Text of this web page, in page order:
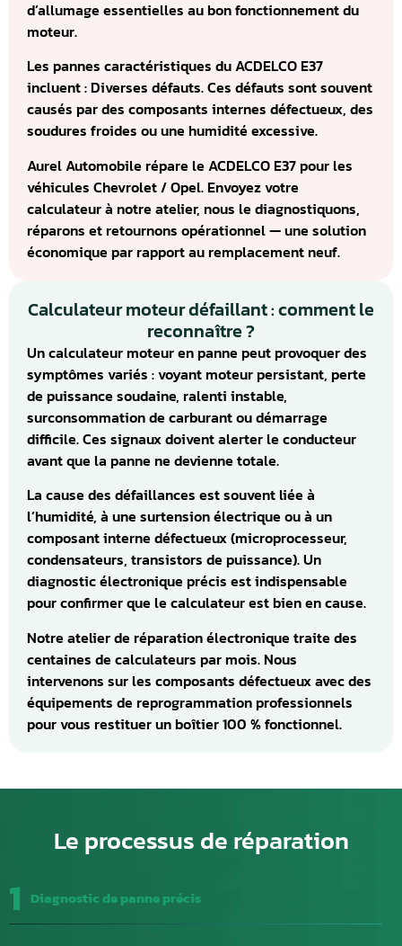
d’allumage essentielles au bon fonctionnement du
moteur.
Les pannes caractéristiques du ACDELCO E37
incluent : Diverses défauts. Ces défauts sont souvent
causés par des composants internes défectueux, des
soudures froides ou une humidité excessive.
Aurel Automobile répare le ACDELCO E37 pour les
véhicules Chevrolet / Opel. Envoyez votre
calculateur à notre atelier, nous le diagnostiquons,
réparons et retournons opérationnel — une solution
économique par rapport au remplacement neuf.
Calculateur moteur défaillant : comment le
reconnaître ?
Un calculateur moteur en panne peut provoquer des
symptômes variés : voyant moteur persistant, perte
de puissance soudaine, ralenti instable,
surconsommation de carburant ou démarrage
difficile. Ces signaux doivent alerter le conducteur
avant que la panne ne devienne totale.
La cause des défaillances est souvent liée à
l’humidité, à une surtension électrique ou à un
composant interne défectueux (microprocesseur,
condensateurs, transistors de puissance). Un
diagnostic électronique précis est indispensable
pour confirmer que le calculateur est bien en cause.
Notre atelier de réparation électronique traite des
centaines de calculateurs par mois. Nous
intervenons sur les composants défectueux avec des
équipements de reprogrammation professionnels
pour vous restituer un boîtier 100 % fonctionnel.
Le processus de réparation
1 Diagnostic de panne précis